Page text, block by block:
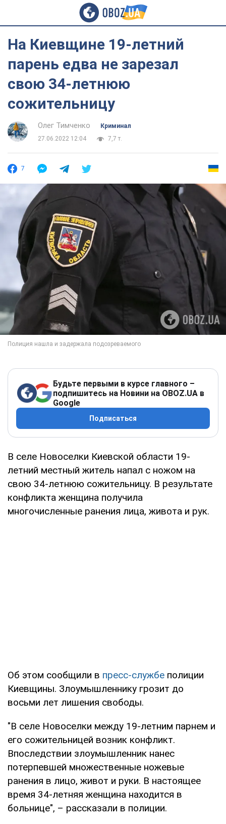
На Киевщине 19-летний
парень едва не зарезал
свою 34-летнюю
сожительницу
Олег Тимченко
Криминал
27.06.2022 12:04
7,7 т.
7
Будьте первыми в курсе главного –
подпишитесь на Новини на OBOZ.UA в
Google
Подписаться
В селе Новоселки Киевской области 19-
летний местный житель напал с ножом на
свою 34-летнюю сожительницу. В результате
конфликта женщина получила
многочисленные ранения лица, живота и рук.
Об этом сообщили в пресс-службе полиции
Киевщины. Злоумышленнику грозит до
восьми лет лишения свободы.
"В селе Новоселки между 19-летним парнем и
его сожительницей возник конфликт.
Впоследствии злоумышленник нанес
потерпевшей множественные ножевые
ранения в лицо, живот и руки. В настоящее
время 34-летняя женщина находится в
больнице", – рассказали в полиции.